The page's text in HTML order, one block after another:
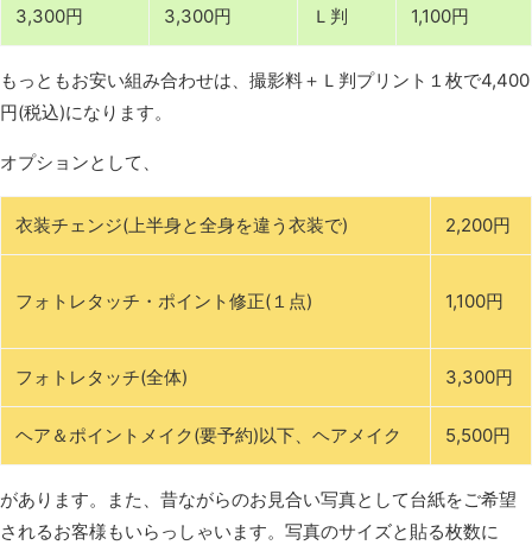
3,300円 3,300円 Ｌ判 1,100円
もっともお安い組み合わせは、撮影料＋Ｌ判プリント１枚で4,400
円(税込)になります。
オプションとして、
衣装チェンジ(上半身と全身を違う衣装で) 2,200円
フォトレタッチ・ポイント修正(１点) 1,100円
フォトレタッチ(全体) 3,300円
ヘア＆ポイントメイク(要予約)以下、ヘアメイク 5,500円
があります。また、昔ながらのお見合い写真として台紙をご希望
されるお客様もいらっしゃいます。写真のサイズと貼る枚数に